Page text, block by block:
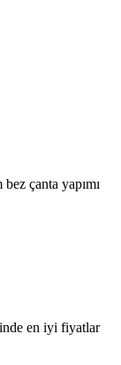
çanta yapımı
en iyi fiyatlar